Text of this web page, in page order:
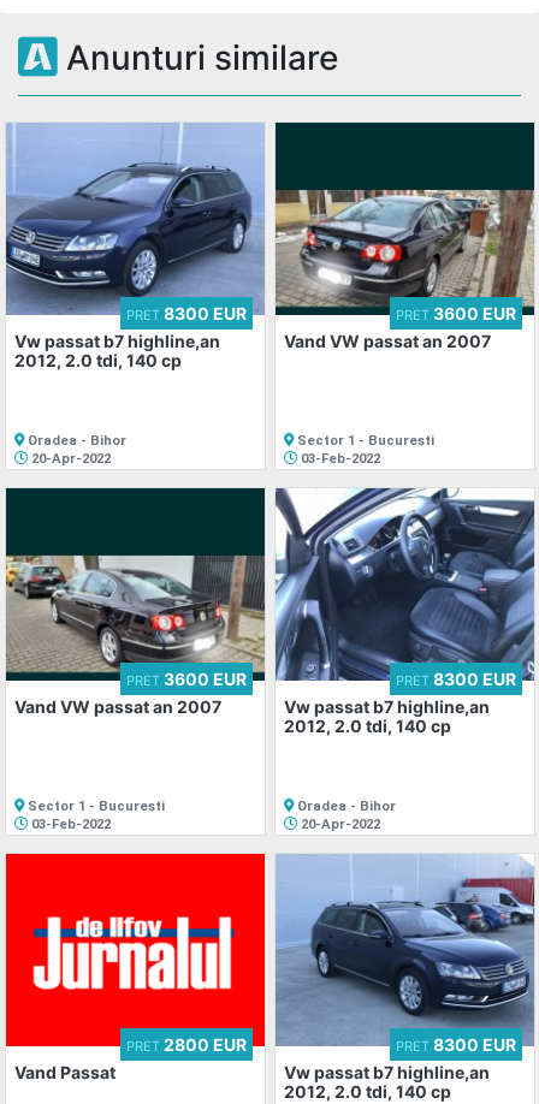
Anunturi similare
Vw passat b7 highline,an
2012, 2.0 tdi, 140 cp
PRET8300 EUR
Oradea - Bihor
20-Apr-2022
Vand VW passat an 2007
PRET3600 EUR
Sector 1 - Bucuresti
03-Feb-2022
Vand VW passat an 2007
PRET3600 EUR
Sector 1 - Bucuresti
03-Feb-2022
Vw passat b7 highline,an
2012, 2.0 tdi, 140 cp
PRET8300 EUR
Oradea - Bihor
20-Apr-2022
Vand Passat
PRET2800 EUR
Vw passat b7 highline,an
2012, 2.0 tdi, 140 cp
PRET8300 EUR